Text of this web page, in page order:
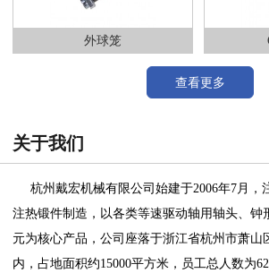
外球笼
查看更多
关于我们
杭州戴宏机械有限公司始建于2006年7月，
注热锻件制造，以各类等速驱动轴用轴头、钟
元为核心产品，公司座落于浙江省杭州市萧山
内，占地面积约15000平方米，员工总人数为